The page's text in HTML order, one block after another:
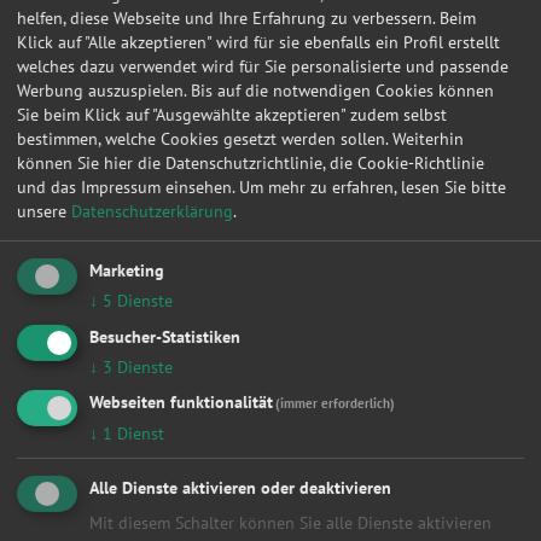
1 2 3 4 5 6 7 8 9 10 »
Werkstattleistungen
Alle
Achsvermessung
Anhängerkupplung
Auspuff
Autobatterie
Bremsen
Fahrwerk & Stoßdämpfer
Getriebe
HU/AU Benzin
HU/AU Diesel
Inspektion
Karosserie
Keilriemen
Klima / Heizung / Kühler
helfen, diese Webseite und Ihre Erfahrung zu verbessern. Beim
Klick auf "Alle akzeptieren" wird für sie ebenfalls ein Profil erstellt
welches dazu verwendet wird für Sie personalisierte und passende
Werbung auszuspielen. Bis auf die notwendigen Cookies können
Sie beim Klick auf "Ausgewählte akzeptieren" zudem selbst
bestimmen, welche Cookies gesetzt werden sollen. Weiterhin
können Sie hier die Datenschutzrichtlinie, die Cookie-Richtlinie
und das Impressum einsehen. Um mehr zu erfahren, lesen Sie bitte
unsere Datenschutzerklärung.
Marketing
↓ 5 Dienste
Besucher-Statistiken
↓ 3 Dienste
Webseiten funktionalität(immer erforderlich)
↓ 1 Dienst
Alle Dienste aktivieren oder deaktivieren
Mit diesem Schalter können Sie alle Dienste aktivieren